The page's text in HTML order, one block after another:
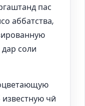
пас
аббатства,
соли
чӣ